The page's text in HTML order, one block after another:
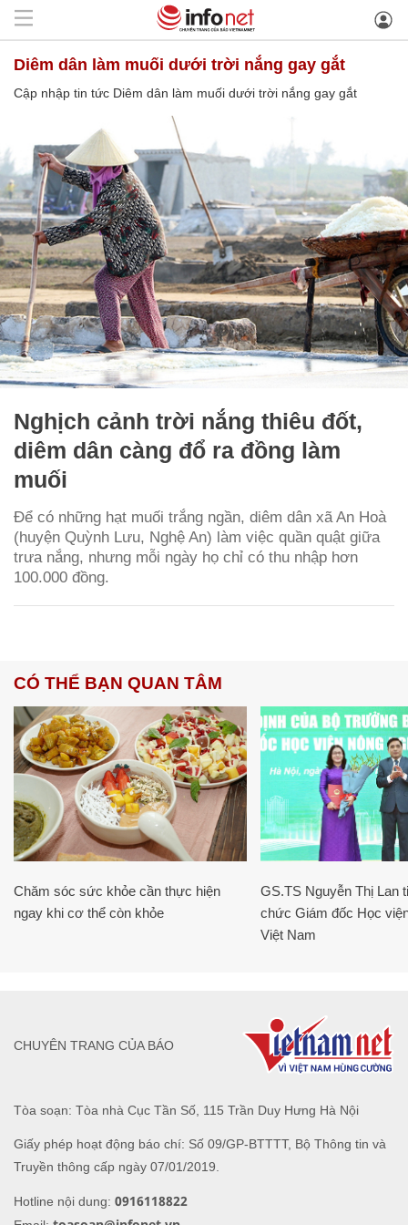
Diêm dân làm muối dưới trời nắng gay gắt
Cập nhập tin tức Diêm dân làm muối dưới trời nắng gay gắt
Nghịch cảnh trời nắng thiêu đốt,
diêm dân càng đổ ra đồng làm
muối
Để có những hạt muối trắng ngần, diêm dân xã An Hoà
(huyện Quỳnh Lưu, Nghệ An) làm việc quần quật giữa
trưa nắng, nhưng mỗi ngày họ chỉ có thu nhập hơn
100.000 đồng.
CÓ THỂ BẠN QUAN TÂM
Chăm sóc sức khỏe cần thực hiện
ngay khi cơ thể còn khỏe
GS.TS Nguyễn Thị Lan
chức Giám đốc Học
Việt Nam
Tòa soạn: Tòa nhà Cục Tần Số, 115 Trần Duy Hưng Hà Nội
Giấy phép hoạt động báo chí: Số 09/GP-BTTTT, Bộ Thông tin và
Truyền thông cấp ngày 07/01/2019.
Hotline nội dung: 0916118822
CHUYÊN TRANG CỦA BÁO